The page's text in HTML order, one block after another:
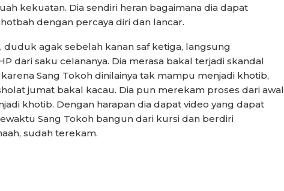
kekuatan. Dia sendiri heran bagaimana dia dapat
dengan percaya diri dan lancar.
duduk agak sebelah kanan saf ketiga, langsung
dari saku celananya. Dia merasa bakal terjadi skandal
Sang Tokoh dinilainya tak mampu menjadi khotib,
jumat bakal kacau. Dia pun merekam proses dari awal
khotib. Dengan harapan dia dapat video yang dapat
Sang Tokoh bangun dari kursi dan berdiri
sudah terekam.